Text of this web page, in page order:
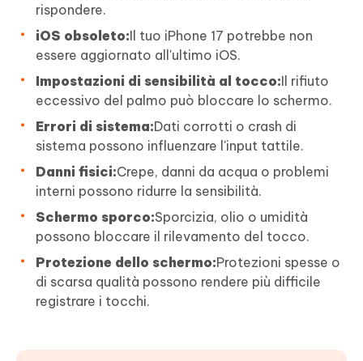
rispondere.
iOS obsoleto:Il tuo iPhone 17 potrebbe non
essere aggiornato all'ultimo iOS.
Impostazioni di sensibilità al tocco:Il rifiuto
eccessivo del palmo può bloccare lo schermo.
Errori di sistema:Dati corrotti o crash di
sistema possono influenzare l'input tattile.
Danni fisici:Crepe, danni da acqua o problemi
interni possono ridurre la sensibilità.
Schermo sporco:Sporcizia, olio o umidità
possono bloccare il rilevamento del tocco.
Protezione dello schermo:Protezioni spesse o
di scarsa qualità possono rendere più difficile
registrare i tocchi.